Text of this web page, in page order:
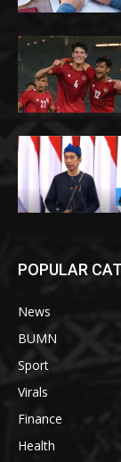
POPULAR
News
BUMN
Sport
Virals
Finance
Health